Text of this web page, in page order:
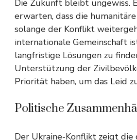
Die Zukunft bleibt ungewiss.
erwarten, dass die
solange der Konflikt
internationale Gemeinschaft
langfristige Lösungen zu
Unterstützung der
Priorität haben, um das Leid
Politische
Der Ukraine-Konflikt zeigt die